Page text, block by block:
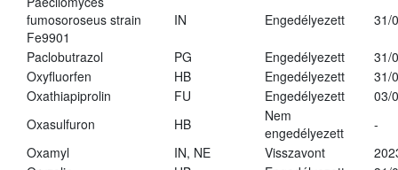
fumosoroseus strain
Fe9901
IN Engedélyezett 31/
Paclobutrazol PG Engedélyezett
31/
Oxyfluorfen
HB Engedélyezett
31/
Oxathiapiprolin
FU Engedélyezett
03/
Oxasulfuron
HB
Nem
engedélyezett
-
Oxamyl
IN, NE Visszavont